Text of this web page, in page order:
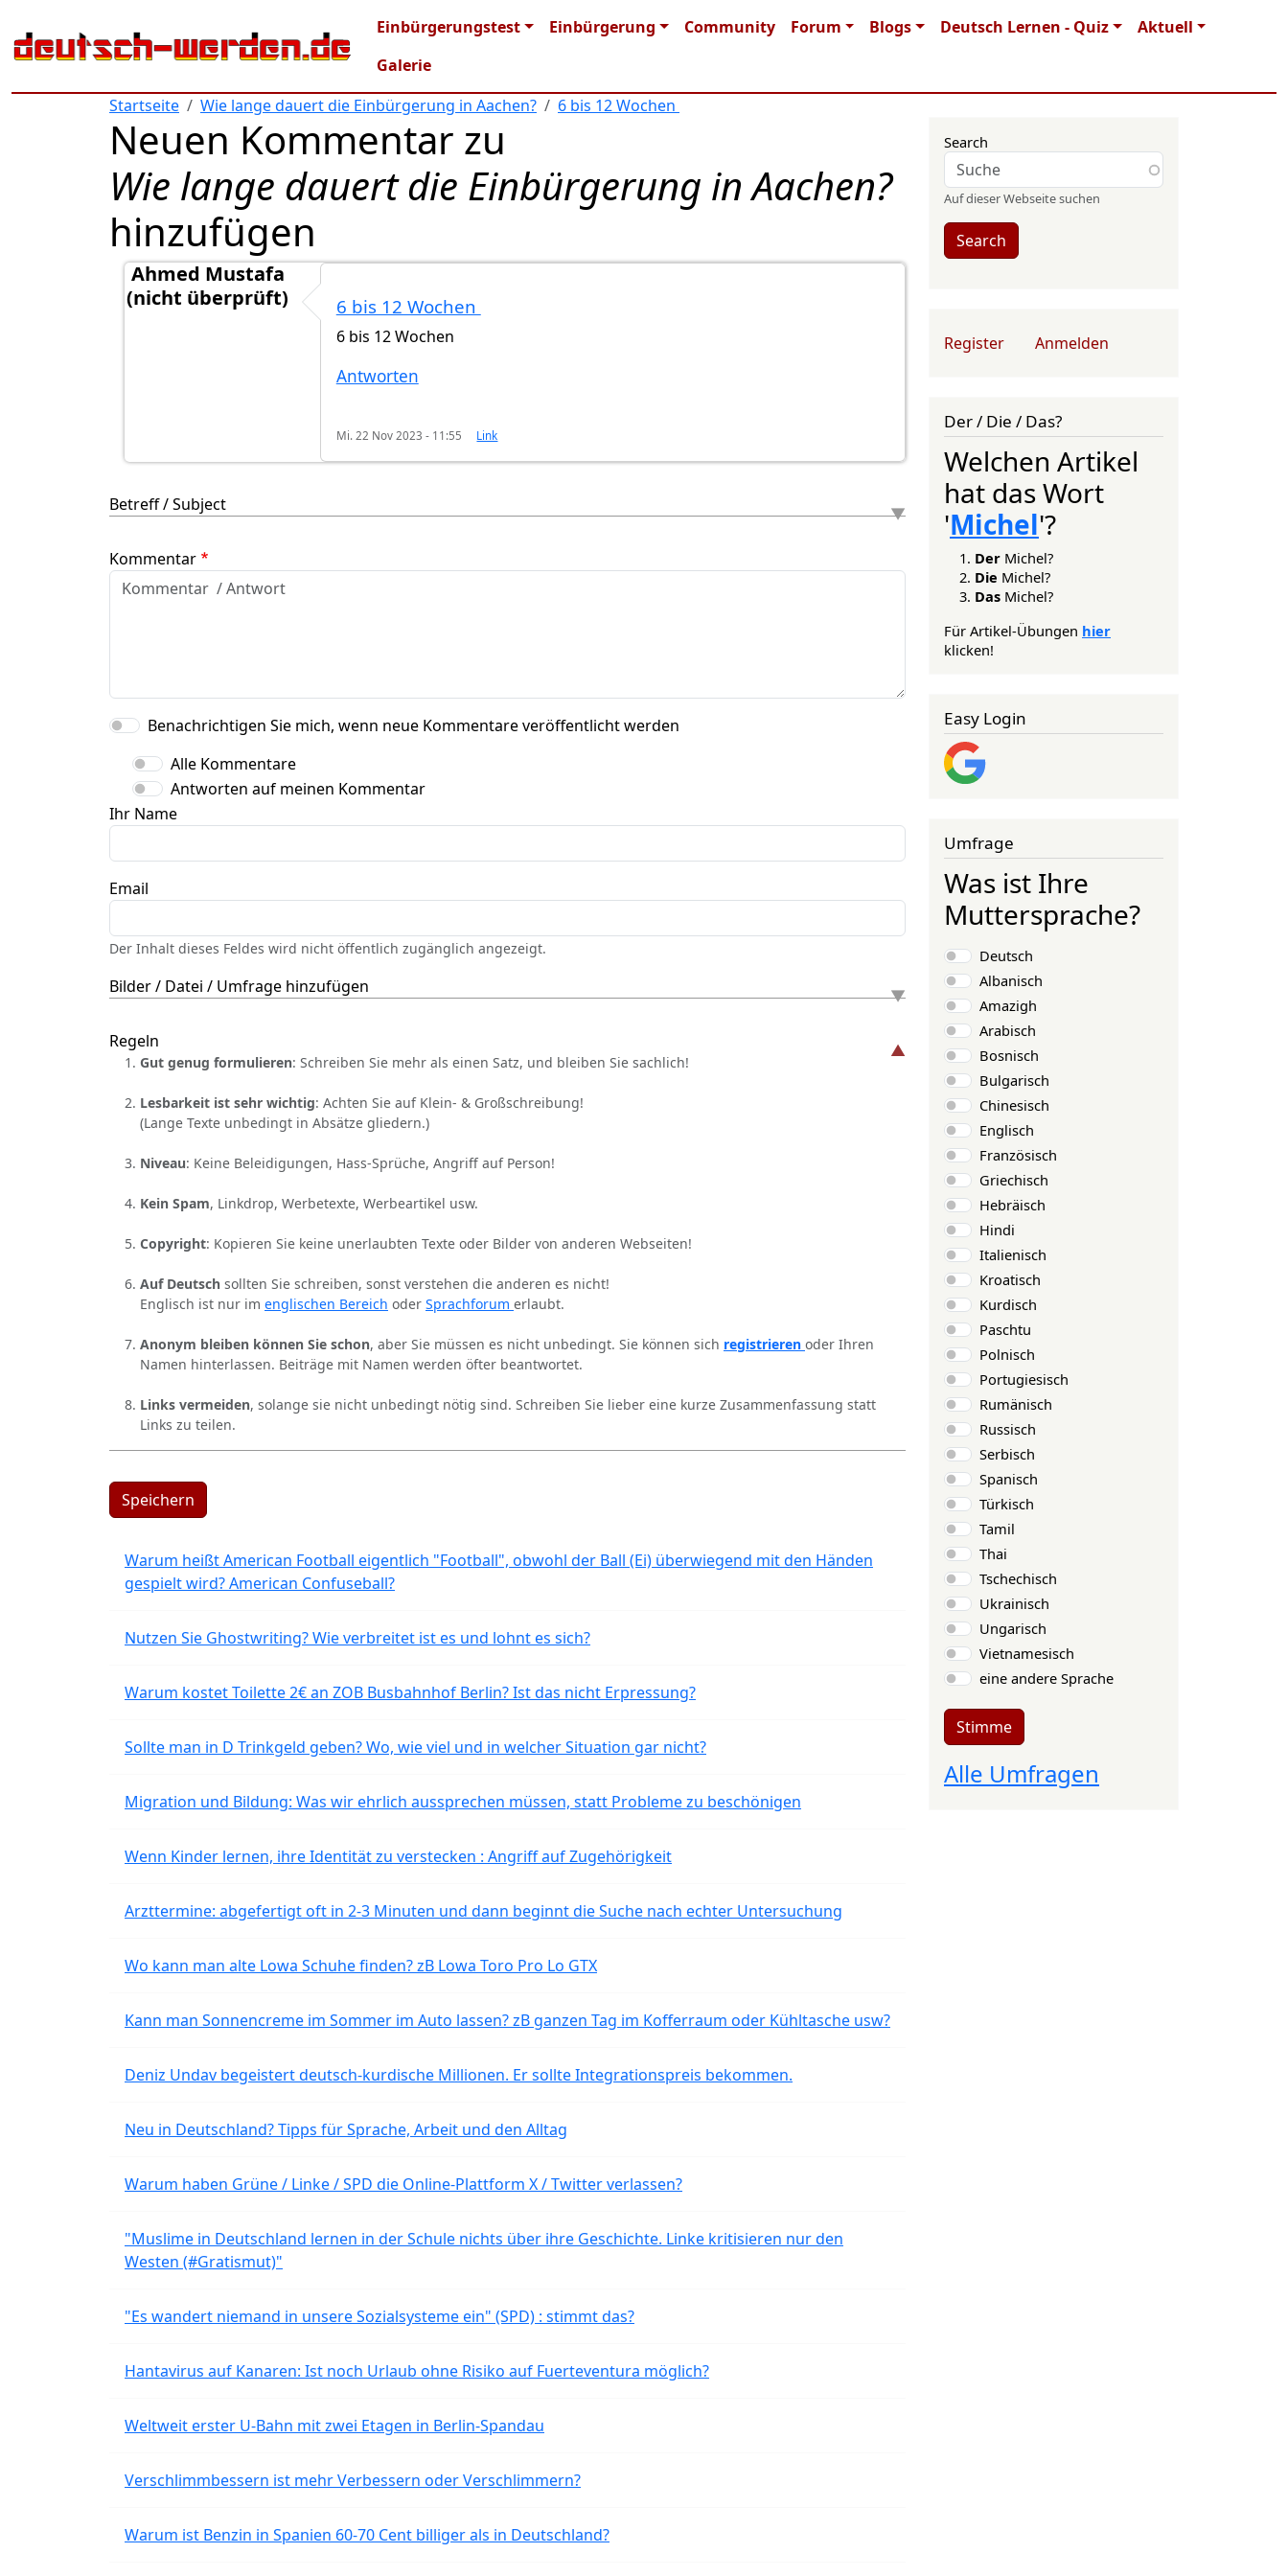
Main navigation
Einbürgerungstest Einbürgerung Community Forum Blogs Deutsch Lernen - Quiz
Aktuell
Galerie
Startseite
Wie lange dauert die Einbürgerung in Aachen? 6 bis 12 Wochen
Neuen Kommentar zu
Wie lange dauert die Einbürgerung in Aachen?
hinzufügen
Ahmed Mustafa
(nicht überprüft)
Wie lange dauert die…vonGast (nicht überprüft)
6 bis 12 Wochen
6 bis 12 Wochen
Antworten
Mi. 22 Nov 2023 - 11:55 Link
Betreff / Subject
Kommentar
Benachrichtigen Sie mich, wenn neue Kommentare veröffentlicht werden
Alle Kommentare
Antworten auf meinen Kommentar
Ihr Name
Email
Der Inhalt dieses Feldes wird nicht öffentlich zugänglich angezeigt.
Bilder / Datei / Umfrage hinzufügen
Regeln
Gut genug formulieren: Schreiben Sie mehr als einen Satz, und bleiben Sie sachlich!
Lesbarkeit ist sehr wichtig: Achten Sie auf Klein- & Großschreibung!
(Lange Texte unbedingt in Absätze gliedern.)
Niveau: Keine Beleidigungen, Hass-Sprüche, Angriff auf Person!
Kein Spam, Linkdrop, Werbetexte, Werbeartikel usw.
Copyright: Kopieren Sie keine unerlaubten Texte oder Bilder von anderen Webseiten!
Auf Deutsch sollten Sie schreiben, sonst verstehen die anderen es nicht!
Englisch ist nur im englischen Bereich oder Sprachforum erlaubt.
Anonym bleiben können Sie schon, aber Sie müssen es nicht unbedingt. Sie können sich registrieren oder Ihren
Namen hinterlassen. Beiträge mit Namen werden öfter beantwortet.
Links vermeiden, solange sie nicht unbedingt nötig sind. Schreiben Sie lieber eine kurze Zusammenfassung statt
Links zu teilen.
Speichern
Warum heißt American Football eigentlich "Football", obwohl der Ball (Ei) überwiegend mit den Händen
gespielt wird? American Confuseball?
Nutzen Sie Ghostwriting? Wie verbreitet ist es und lohnt es sich?
Warum kostet Toilette 2€ an ZOB Busbahnhof Berlin? Ist das nicht Erpressung?
Sollte man in D Trinkgeld geben? Wo, wie viel und in welcher Situation gar nicht?
Migration und Bildung: Was wir ehrlich aussprechen müssen, statt Probleme zu beschönigen
Wenn Kinder lernen, ihre Identität zu verstecken : Angriff auf Zugehörigkeit
Arzttermine: abgefertigt oft in 2-3 Minuten und dann beginnt die Suche nach echter Untersuchung
Wo kann man alte Lowa Schuhe finden? zB Lowa Toro Pro Lo GTX
Kann man Sonnencreme im Sommer im Auto lassen? zB ganzen Tag im Kofferraum oder Kühltasche usw?
Deniz Undav begeistert deutsch-kurdische Millionen. Er sollte Integrationspreis bekommen.
Neu in Deutschland? Tipps für Sprache, Arbeit und den Alltag
Warum haben Grüne / Linke / SPD die Online-Plattform X / Twitter verlassen?
"Muslime in Deutschland lernen in der Schule nichts über ihre Geschichte. Linke kritisieren nur den
Westen (#Gratismut)"
"Es wandert niemand in unsere Sozialsysteme ein" (SPD) : stimmt das?
Hantavirus auf Kanaren: Ist noch Urlaub ohne Risiko auf Fuerteventura möglich?
Weltweit erster U-Bahn mit zwei Etagen in Berlin-Spandau
Verschlimmbessern ist mehr Verbessern oder Verschlimmern?
Warum ist Benzin in Spanien 60-70 Cent billiger als in Deutschland?
Search
Auf dieser Webseite suchen
Search
User account menu
Register Anmelden
Der / Die / Das?
Welchen Artikel
hat das Wort
'Michel'?
Der Michel?
Die Michel?
Das Michel?
Für Artikel-Übungen hier
klicken!
Easy Login
Umfrage
Was ist Ihre
Muttersprache?
Auswahlmöglichkeiten
Deutsch
Albanisch
Amazigh
Arabisch
Bosnisch
Bulgarisch
Chinesisch
Englisch
Französisch
Griechisch
Hebräisch
Hindi
Italienisch
Kroatisch
Kurdisch
Paschtu
Polnisch
Portugiesisch
Rumänisch
Russisch
Serbisch
Spanisch
Türkisch
Tamil
Thai
Tschechisch
Ukrainisch
Ungarisch
Vietnamesisch
eine andere Sprache
Stimme
Alle Umfragen